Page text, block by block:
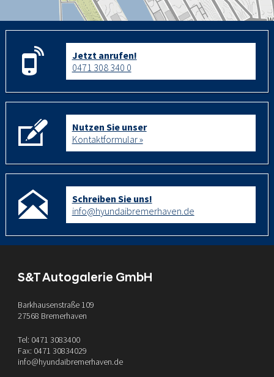
Jetzt anrufen!
0471 308 340 0
Nutzen Sie unser
Kontaktformular »
Schreiben Sie uns!
info@hyundaibremerhaven.de
S&T Autogalerie GmbH
Barkhausenstraße 109
27568 Bremerhaven
Tel: 0471 3083400
Fax: 0471 30834029
info@hyundaibremerhaven.de